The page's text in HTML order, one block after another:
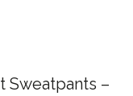
Sweatpants –